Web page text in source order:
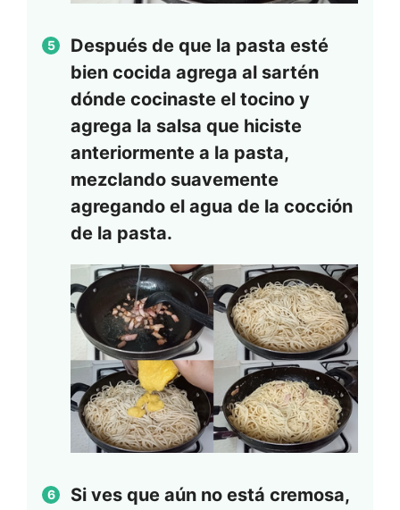
Después de que la pasta esté
bien cocida agrega al sartén
dónde cocinaste el tocino y
agrega la salsa que hiciste
anteriormente a la pasta,
mezclando suavemente
agregando el agua de la cocción
de la pasta.
Si ves que aún no está cremosa,